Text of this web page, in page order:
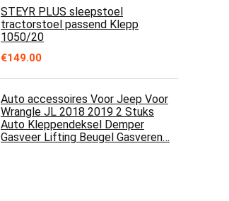
STEYR PLUS sleepstoel
tractorstoel passend Klepp
1050/20
€149.00
Auto accessoires Voor Jeep Voor
Wrangle JL 2018 2019 2 Stuks
Auto Kleppendeksel Demper
Gasveer Lifting Beugel Gasveren…